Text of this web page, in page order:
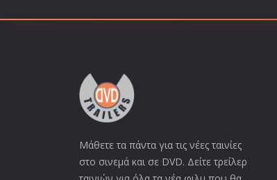
Μάθετε τα πάντα για τις νέες ταινίες
στο σινεμά και σε DVD. Δείτε τρείλερ